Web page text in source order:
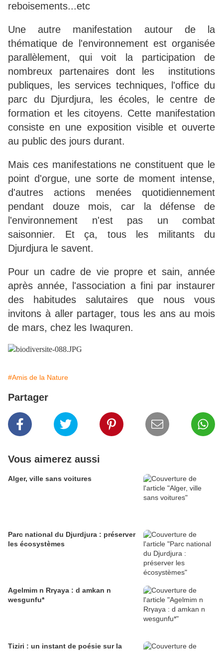
reboisements...etc
Une autre manifestation autour de la
thématique de l'environnement est organisée
parallèlement, qui voit la participation de
nombreux partenaires dont les institutions
publiques, les services techniques, l'office du
parc du Djurdjura, les écoles, le centre de
formation et les citoyens. Cette manifestation
consiste en une exposition visible et ouverte
au public des jours durant.
Mais ces manifestations ne constituent que le
point d'orgue, une sorte de moment intense,
d'autres actions menées quotidiennement
pendant douze mois, car la défense de
l'environnement n'est pas un combat
saisonnier. Et ça, tous les militants du
Djurdjura le savent.
Pour un cadre de vie propre et sain, année
après année, l'association a fini par instaurer
des habitudes salutaires que nous vous
invitons à aller partager, tous les ans au mois
de mars, chez les Iwaquren.
#Amis de la Nature
Partager
Vous aimerez aussi
Alger, ville sans voitures
Parc national du Djurdjura : préserver
les écosystèmes
Agelmim n Rrγaya : d amkan n
wesgunfu*
Tiziri : un instant de poésie sur la